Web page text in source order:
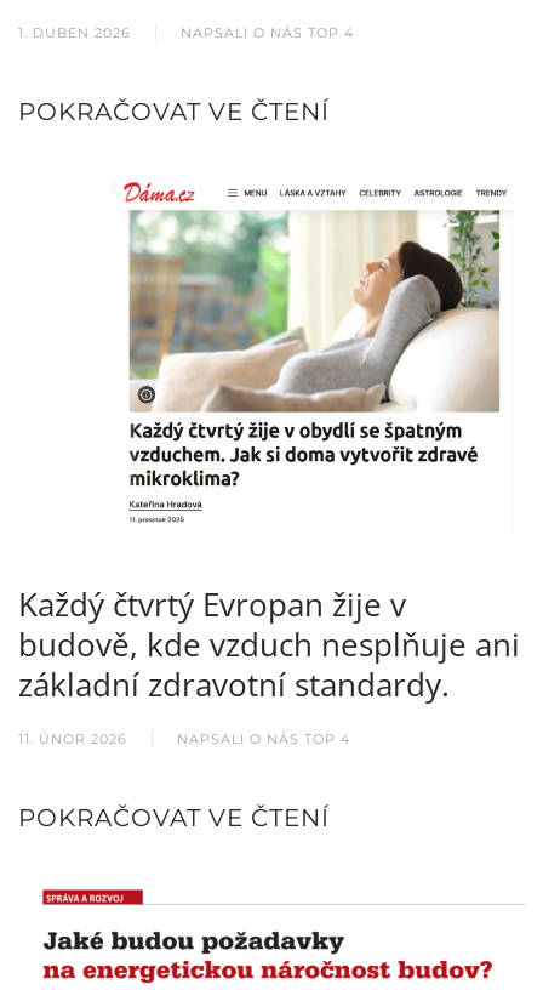
1. DUBEN 2026 NAPSALI O NÁS TOP 4
POKRAČOVAT VE ČTENÍ
Každý čtvrtý Evropan žije v
budově, kde vzduch nesplňuje ani
základní zdravotní standardy.
11. ÚNOR 2026 NAPSALI O NÁS TOP 4
POKRAČOVAT VE ČTENÍ